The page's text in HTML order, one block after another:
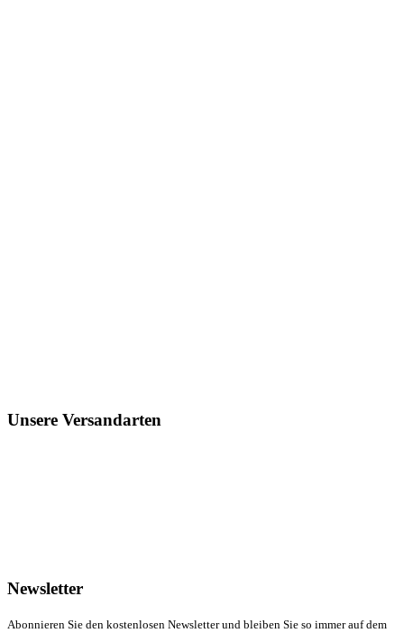
Unsere Versandarten
Newsletter
Abonnieren Sie den kostenlosen Newsletter und bleiben Sie so immer auf dem